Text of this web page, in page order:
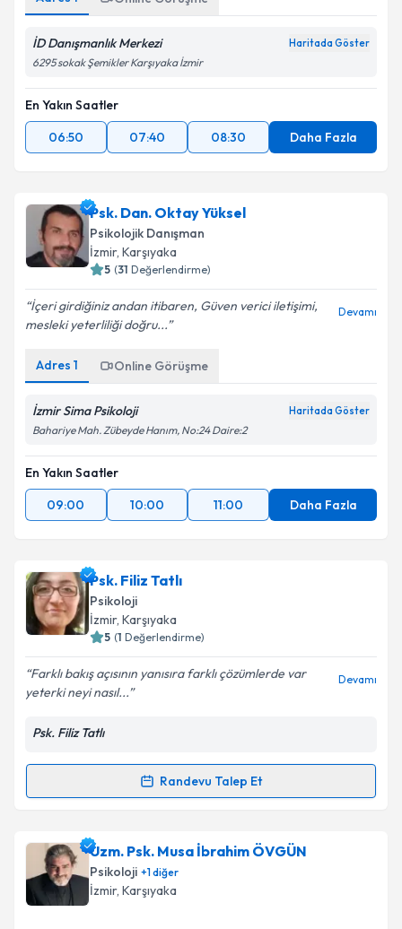
İD Danışmanlık Merkezi Haritada Göster
6295 sokak Şemikler Karşıyaka İzmir
En Yakın Saatler
06:50
07:40 08:30 Daha Fazla
Psk. Dan. Oktay Yüksel
Psikolojik Danışman
İzmir, Karşıyaka
5 (31 Değerlendirme)
İçeri girdiğiniz andan itibaren, Güven verici iletişimi,
mesleki yeterliliği doğru...
Devamı
Adres 1 Online Görüşme
İzmir Sima Psikoloji Haritada Göster
Bahariye Mah. Zübeyde Hanım, No:24 Daire:2
En Yakın Saatler
09:00
10:00 11:00 Daha Fazla
Psk. Filiz Tatlı
Psikoloji
İzmir, Karşıyaka
5 (1 Değerlendirme)
Farklı bakış açısının yanısıra farklı çözümlerde var
yeterki neyi nasıl...
Devamı
Psk. Filiz Tatlı
Randevu Talep Et
Randevu Takvimi Talebi
Psk. Filiz Tatlıiçin randevu takvimi talebi oluşturun.
Size bu uzmandan randevu almanız için bir takvim
hazırlandığında e-posta ile bilgilendireceğiz.
Uzm. Psk. Musa İbrahim ÖVGÜN
Psikoloji +1diğer
İzmir, Karşıyaka